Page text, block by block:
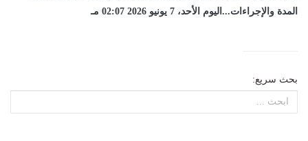
المدة والإجراءات...اليوم الأحد، 7 يونيو 2026 02:07 مـ
بحث سريع: